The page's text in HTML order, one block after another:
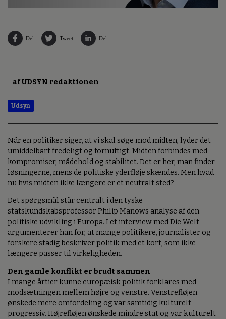
Del Tweet Del
af UDSYN redaktionen
Udsyn
Når en politiker siger, at vi skal søge mod midten, lyder det
umiddelbart fredeligt og fornuftigt. Midten forbindes med
kompromiser, mådehold og stabilitet. Det er her, man finder
løsningerne, mens de politiske yderfløje skændes. Men hvad
nu hvis midten ikke længere er et neutralt sted?
Det spørgsmål står centralt i den tyske
statskundskabsprofessor Philip Manows analyse af den
politiske udvikling i Europa. I et interview med Die Welt
argumenterer han for, at mange politikere, journalister og
forskere stadig beskriver politik med et kort, som ikke
længere passer til virkeligheden.
Den gamle konflikt er brudt sammen
I mange årtier kunne europæisk politik forklares med
modsætningen mellem højre og venstre. Venstrefløjen
ønskede mere omfordeling og var samtidig kulturelt
progressiv. Højrefløjen ønskede mindre stat og var kulturelt